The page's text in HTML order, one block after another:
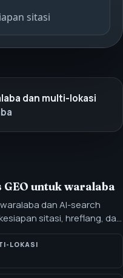
sitasi
dan multi-lokasi
untuk waralaba
dan AI-search
sitasi, hreflang, dan
SEO lokal waralaba
setiap pasar memiliki
jawab yang lebih rapi.
LOKASI